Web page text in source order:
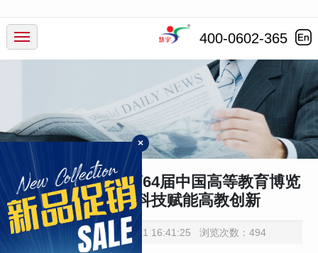
400-0602-365
产品中心
服务支持
走进慧宇
慧宇蠕动泵亮相第64届中国高等教育博览
会，以流体科技赋能高教创新
添加时间：2026-05-21 16:41:25 浏览次数：494
×